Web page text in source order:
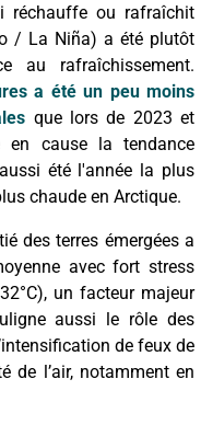
réchauffe ou rafraîchit
/ La Niña) a été plutôt
au rafraîchissement.
a été un peu moins
que lors de 2023 et
en cause la tendance
été l'année la plus
chaude en Arctique.
des terres émergées a
avec fort stress
un facteur majeur
aussi le rôle des
de feux de
de l’air, notamment en